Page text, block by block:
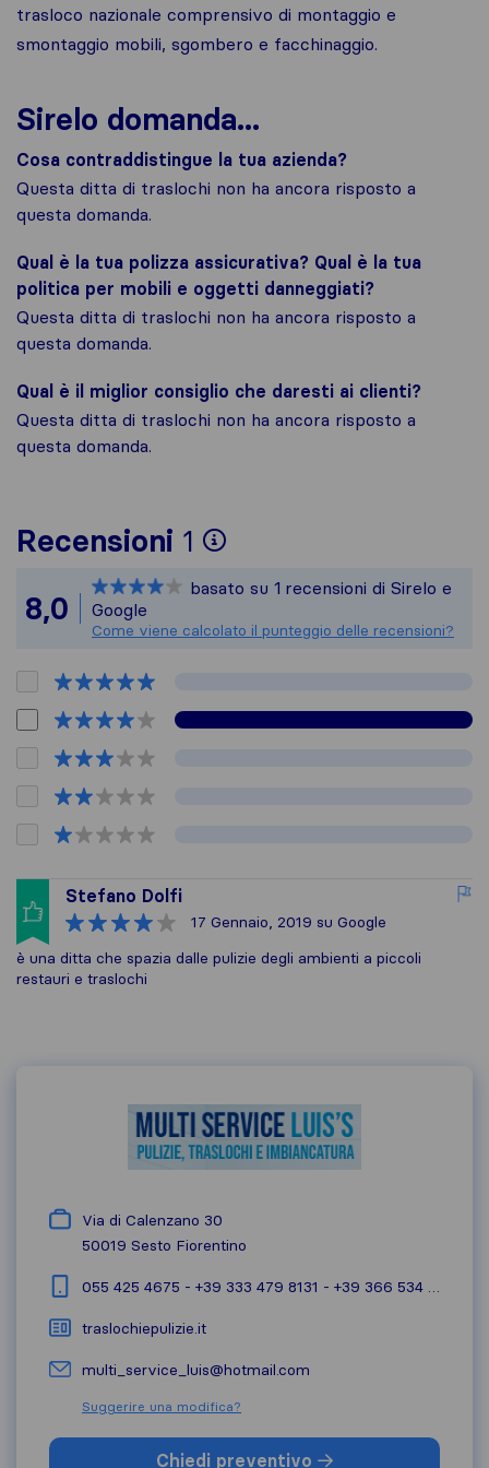
trasloco nazionale comprensivo di montaggio e
smontaggio mobili, sgombero e facchinaggio.
Sirelo domanda...
Cosa contraddistingue la tua azienda?
Questa ditta di traslochi non ha ancora risposto a
questa domanda.
Qual è la tua polizza assicurativa? Qual è la tua
politica per mobili e oggetti danneggiati?
Questa ditta di traslochi non ha ancora risposto a
questa domanda.
Qual è il miglior consiglio che daresti ai clienti?
Questa ditta di traslochi non ha ancora risposto a
questa domanda.
Recensioni 1
Per avere un
Tutte le recensioni
8,0
basato su 1 recensioni di Sirelo e
Google
Come viene calcolato il punteggio delle recensioni?
Stefano Dolfi
17 Gennaio, 2019 su Google
è una ditta che spazia dalle pulizie degli ambienti a piccoli
restauri e traslochi
Via di Calenzano 30
50019 Sesto Fiorentino
055 425 4675 - +39 333 479 8131 - +39 366 534 4353
traslochiepulizie.it
multi_service_luis@hotmail.com
Suggerire una modifica?
Chiedi preventivo